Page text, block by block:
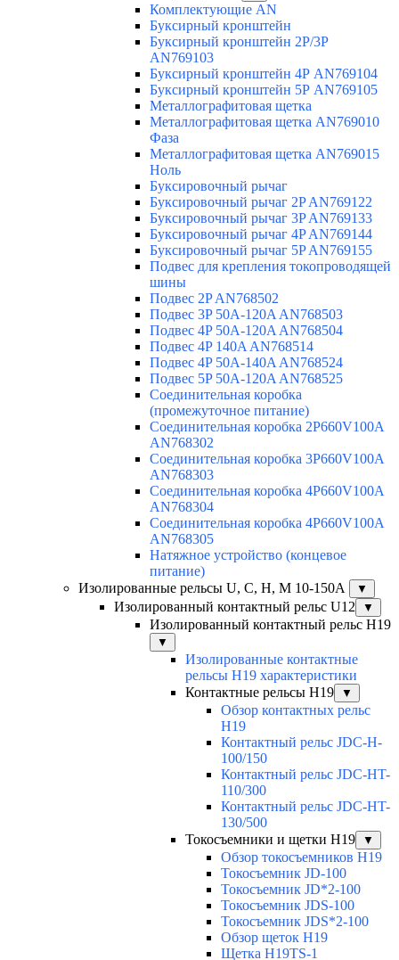
Комплектующие AN
Буксирный кронштейн
Буксирный кронштейн 2Р/3Р
AN769103
Буксирный кронштейн 4Р AN769104
Буксирный кронштейн 5Р AN769105
Металлографитовая щетка
Металлографитовая щетка AN769010
Фаза
Металлографитовая щетка AN769015
Ноль
Буксировочный рычаг
Буксировочный рычаг 2P AN769122
Буксировочный рычаг 3P AN769133
Буксировочный рычаг 4P AN769144
Буксировочный рычаг 5P AN769155
Подвес для крепления токопроводящей
шины
Подвес 2P AN768502
Подвес 3P 50A-120A AN768503
Подвес 4P 50A-120A AN768504
Подвес 4P 140A AN768514
Подвес 4P 50A-140A AN768524
Подвес 5P 50A-120A AN768525
Соединительная коробка
(промежуточное питание)
Соединительная коробка 2P660V100A
AN768302
Соединительная коробка 3P660V100A
AN768303
Соединительная коробка 4P660V100A
AN768304
Соединительная коробка 4P660V100A
AN768305
Натяжное устройство (концевое
питание)
Изолированные рельсы U, C, H, M 10-150А
▼
Изолированный контактный рельс U12 ▼
Изолированный контактный рельс Н19
▼
Изолированные контактные
рельсы Н19 характеристики
Контактные рельсы H19
▼
Обзор контактных рельс
H19
Контактный рельс JDC-H-
100/150
Контактный рельс JDC-HT-
110/300
Контактный рельс JDC-HT-
130/500
Токосъемники и щетки H19
▼
Обзор токосъемников H19
Токосъемник JD-100
Токосъемник JD*2-100
Токосъемник JDS-100
Токосъемник JDS*2-100
Обзор щеток H19
Щетка H19TS-1